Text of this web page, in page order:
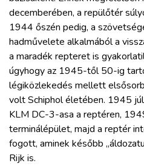
decemberében, a repülőtér
1944 őszén pedig, a
hadművelete alkalmából a
a maradék repteret is
úgyhogy az 1945-től 50-ig
légiközlekedés mellett
volt Schiphol életében. 1945
KLM DC-3-asa a reptéren,
terminálépület, majd a reptér
fogott, aminek később
Rijk is.